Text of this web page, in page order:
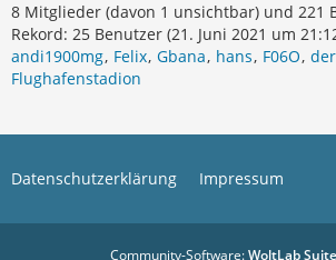
8 Mitglieder (davon 1 unsichtbar) und 221
Rekord: 25 Benutzer (21. Juni 2021 um
andi1900mg Felix Gbana hans F06O
Flughafenstadion
Datenschutzerklärung Impressum
Community-Software:WoltLab